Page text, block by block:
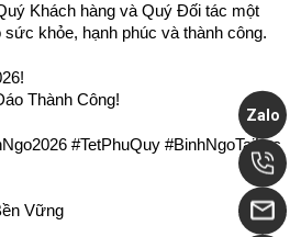
Khách hàng và Quý Đối tác một
khỏe, hạnh phúc và thành công.
Thành Công!
#TetPhuQuy #BinhNgoTaiLoc
Vững
Zalo